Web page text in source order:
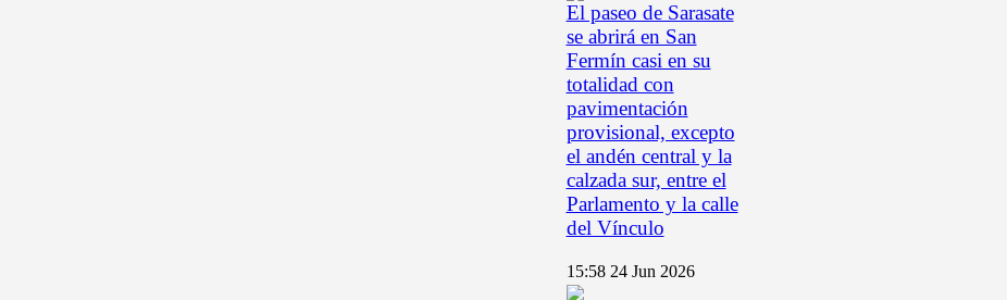
El paseo de Sarasate
se abrirá en San
Fermín casi en su
totalidad con
pavimentación
provisional, excepto
el andén central y la
calzada sur, entre el
Parlamento y la calle
del Vínculo
15:58 24 Jun 2026